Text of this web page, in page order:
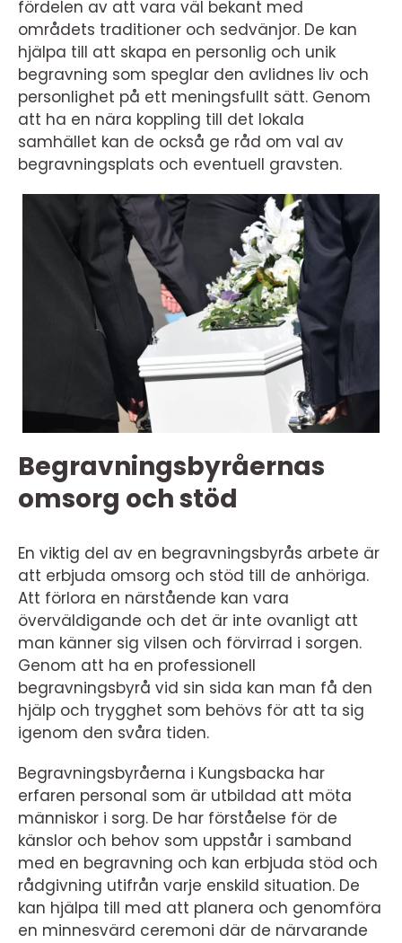
fördelen av att vara väl bekant med
områdets traditioner och sedvänjor. De kan
hjälpa till att skapa en personlig och unik
begravning som speglar den avlidnes liv och
personlighet på ett meningsfullt sätt. Genom
att ha en nära koppling till det lokala
samhället kan de också ge råd om val av
begravningsplats och eventuell gravsten.
Begravningsbyråernas
omsorg och stöd
En viktig del av en begravningsbyrås arbete är
att erbjuda omsorg och stöd till de anhöriga.
Att förlora en närstående kan vara
överväldigande och det är inte ovanligt att
man känner sig vilsen och förvirrad i sorgen.
Genom att ha en professionell
begravningsbyrå vid sin sida kan man få den
hjälp och trygghet som behövs för att ta sig
igenom den svåra tiden.
Begravningsbyråerna i Kungsbacka har
erfaren personal som är utbildad att möta
människor i sorg. De har förståelse för de
känslor och behov som uppstår i samband
med en begravning och kan erbjuda stöd och
rådgivning utifrån varje enskild situation. De
kan hjälpa till med att planera och genomföra
en minnesvärd ceremoni där de närvarande